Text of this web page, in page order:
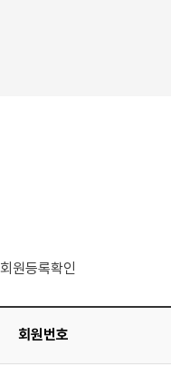
회원등록확인
회원번호